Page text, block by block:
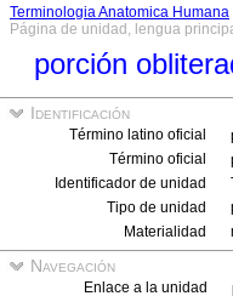
Terminologia Anatomica Humana
Página de unidad, lengua
porción
Identificación
Término latino oficial
Término oficial
Identificador de unidad
Tipo de unidad
Materialidad
Navegación
Enlace a la unidad